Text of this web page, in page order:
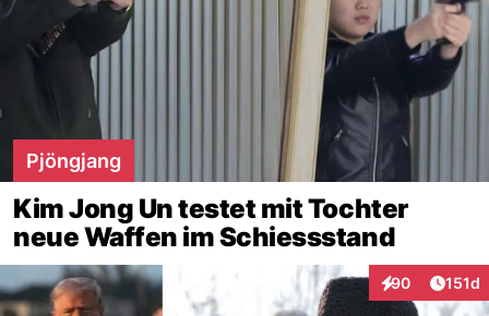
Pjöngjang
Kim Jong Un testet mit Tochter
neue Waffen im Schiessstand
90
Interaktionen
151d